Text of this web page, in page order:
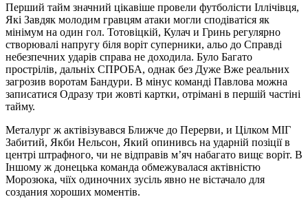
Перший тайм значний цікавіше провели футболісти Іллічівця,
Які Завдяк молодим гравцям атаки могли сподіватіся як
мінімум на один гол. Тотовіцкій, Кулач и Гринь регулярно
створювалі напругу біля воріт суперники, альо до Справді
небезпечних ударів справа не доходила. Було Багато
прострілів, дальніх СПРОБА, однак без Дуже Вже реальних
загрозив воротам Бандури. В мінус команді Павлова можна
записатися Одразу три жовті картки, отрімані в першій частіні
тайму.
Металург ж актівізувався Ближче до Перерви, и Цілком МІГ
Забитий, Якби Нельсон, Який опинивсь на ударній позіції в
центрі штрафного, чи не відправів м’яч набагато вищє воріт. В
Іншому ж донецька команда обмежувалася актівністю
Морозюка, чіїх одиночних зусіль явно не вістачало для
создания хороших моментів.